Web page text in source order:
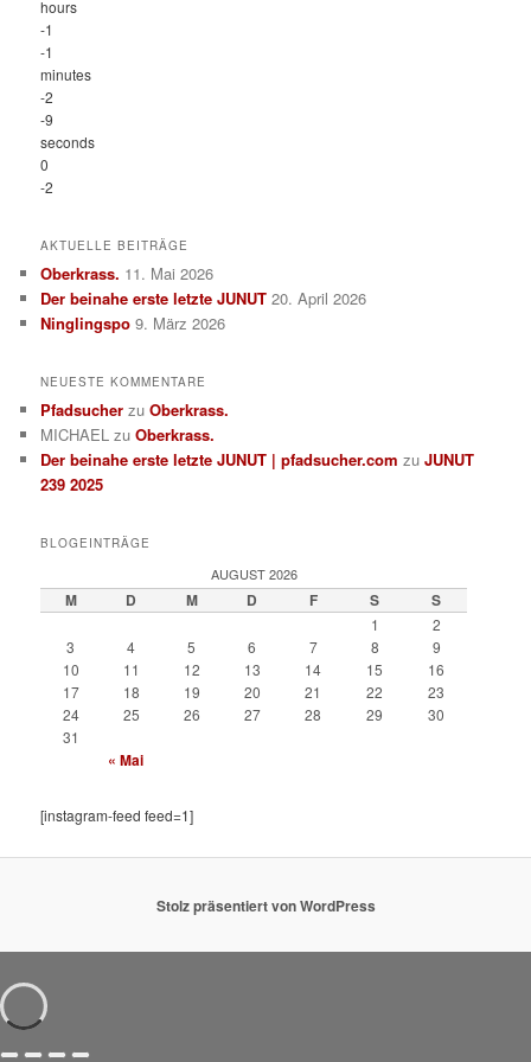
hours
-1
-1
minutes
-2
-9
seconds
0
-2
AKTUELLE BEITRÄGE
Oberkrass. 11. Mai 2026
Der beinahe erste letzte JUNUT 20. April 2026
Ninglingspo 9. März 2026
NEUESTE KOMMENTARE
Pfadsucher zuOberkrass.
MICHAEL zuOberkrass.
Der beinahe erste letzte JUNUT | pfadsucher.com zuJUNUT
239 2025
BLOGEINTRÄGE
AUGUST 2026
M D M D F S S
1
2
3
4 5 6 7 8
9
10
11 12 13 14 15
16
17
18 19 20 21 22
23
24
25 26 27 28 29
30
31
« Mai
[instagram-feed feed=1]
Stolz präsentiert von WordPress